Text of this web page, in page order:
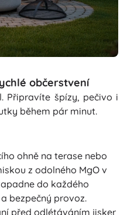
občerstvení
Připravíte špízy, pečivo i
během pár minut.
ohně na terase nebo
z odolného MgO v
do každého
bezpečný provoz.
před odlétáváním jisker